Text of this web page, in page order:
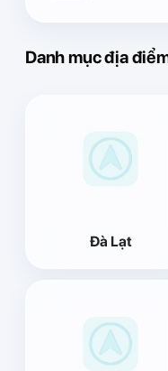
Danh mục địa
Đà Lạt